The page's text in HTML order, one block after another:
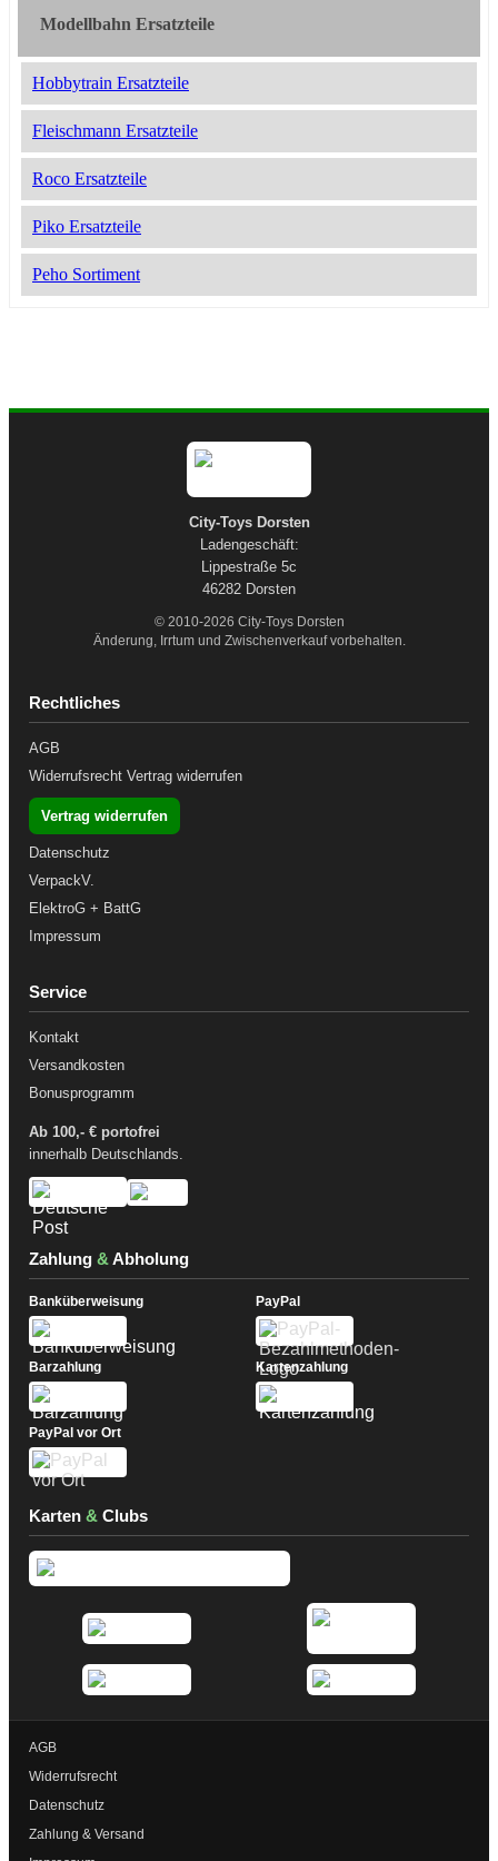
Modellbahn Ersatzteile
Hobbytrain Ersatzteile
Fleischmann Ersatzteile
Roco Ersatzteile
Piko Ersatzteile
Peho Sortiment
City-Toys Dorsten
Ladengeschäft:
Lippestraße 5c
46282 Dorsten
© 2010-2026 City-Toys Dorsten
Änderung, Irrtum und Zwischenverkauf vorbehalten.
Rechtliches
AGB
Widerrufsrecht Vertrag widerrufen
Vertrag widerrufen
Datenschutz
VerpackV.
ElektroG + BattG
Impressum
Service
Kontakt
Versandkosten
Bonusprogramm
Ab 100,- € portofrei
innerhalb Deutschlands.
Zahlung &Abholung
Banküberweisung PayPal
Barzahlung Kartenzahlung
PayPal vor Ort
Karten & Clubs
AGB
Widerrufsrecht
Datenschutz
Zahlung & Versand